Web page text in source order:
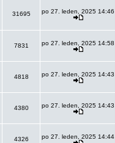
31695 po 27. leden, 2025 14:46
7831 po 27. leden, 2025 14:58
4818 po 27. leden, 2025 14:43
4380 po 27. leden, 2025 14:43
4326 po 27. leden, 2025 14:44